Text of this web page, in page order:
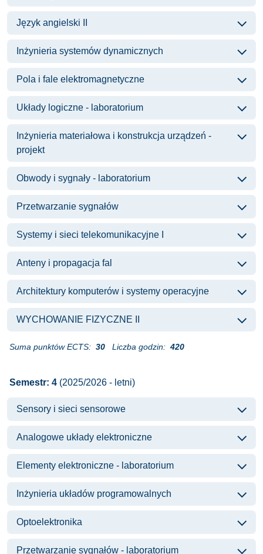
Język angielski II
Inżynieria systemów dynamicznych
Pola i fale elektromagnetyczne
Układy logiczne - laboratorium
Inżynieria materiałowa i konstrukcja urządzeń -
projekt
Obwody i sygnały - laboratorium
Przetwarzanie sygnałów
Systemy i sieci telekomunikacyjne I
Anteny i propagacja fal
Architektury komputerów i systemy operacyjne
WYCHOWANIE FIZYCZNE II
Suma punktów ECTS: 30 Liczba godzin: 420
Semestr: 4 (2025/2026 - letni)
Sensory i sieci sensorowe
Analogowe układy elektroniczne
Elementy elektroniczne - laboratorium
Inżynieria układów programowalnych
Optoelektronika
Przetwarzanie sygnałów - laboratorium